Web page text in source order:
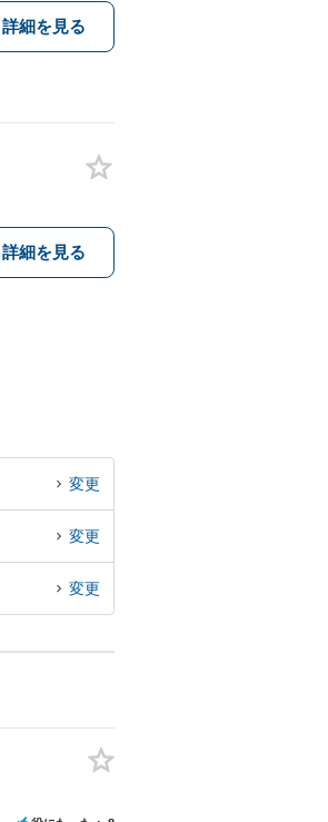
詳細を見る
詳細を見る
変更
変更
変更